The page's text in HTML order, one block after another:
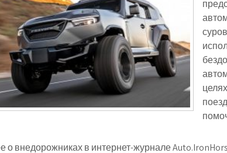
о внедорожниках в интернет-журнале